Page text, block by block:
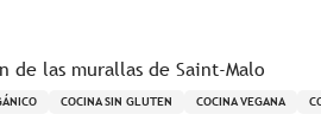
de las murallas de Saint-Malo
COCINA SIN GLUTEN COCINA VEGANA